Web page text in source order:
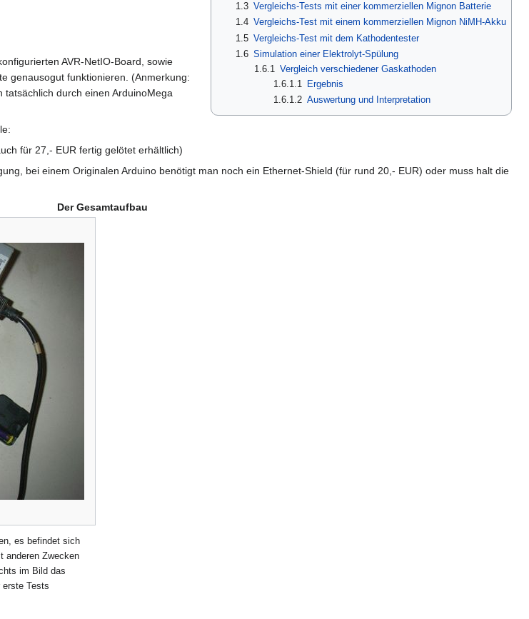
1.3 Vergleichs-Tests mit einer kommerziellen Mignon Batterie
1.4 Vergleichs-Test mit einem kommerziellen Mignon NiMH-Akku
1.5 Vergleichs-Test mit dem Kathodentester
1.6 Simulation einer Elektrolyt-Spülung
1.6.1 Vergleich verschiedener Gaskathoden
1.6.1.1
Ergebnis
1.6.1.2 Auswertung und Interpretation
AVR-NetIO-Board, sowie
genausogut funktionieren. (Anmerkung:
tatsächlich durch einen ArduinoMega
für 27,- EUR fertig gelötet erhältlich)
bei einem Originalen Arduino benötigt man noch ein Ethernet-Shield (für rund 20,- EUR) oder muss halt die
Der Gesamtaufbau
es befindet sich
anderen Zwecken
im Bild das
erste Tests